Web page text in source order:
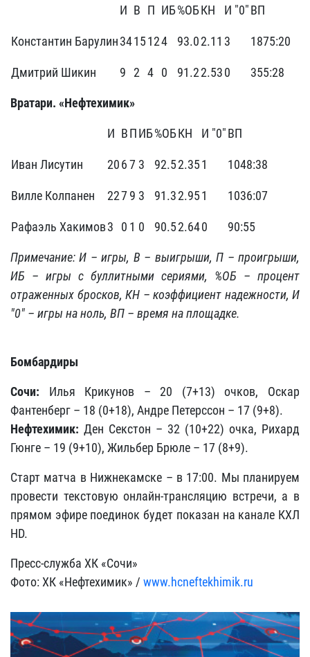
И В П ИБ%ОБКН И "0"ВП
Константин Барулин3415124 93.02.11 3 1875:20
Дмитрий Шикин 9 2 4 0 91.22.530 355:28
Вратари. «Нефтехимик»
И ВПИБ%ОБКН И "0"ВП
Иван Лисутин 2067 3 92.52.351 1048:38
Вилле Колпанен 227 9 3 91.32.951 1036:07
Рафаэль Хакимов3 0 1 0 90.52.640 90:55
Примечание: И – игры, В – выигрыши, П – проигрыши,
ИБ – игры с буллитными сериями, %ОБ – процент
отраженных бросков, КН – коэффициент надежности, И
"0" – игры на ноль, ВП – время на площадке.
Бомбардиры
Сочи: Илья Крикунов – 20 (7+13) очков, Оскар
Фантенберг – 18 (0+18), Андре Петерссон – 17 (9+8).
Нефтехимик: Ден Секстон – 32 (10+22) очка, Рихард
Гюнге – 19 (9+10), Жильбер Брюле – 17 (8+9).
Старт матча в Нижнекамске – в 17:00. Мы планируем
провести текстовую онлайн-трансляцию встречи, а в
прямом эфире поединок будет показан на канале КХЛ
HD.
Пресс-служба ХК «Сочи»
Фото: ХК «Нефтехимик» / www.hcneftekhimik.ru